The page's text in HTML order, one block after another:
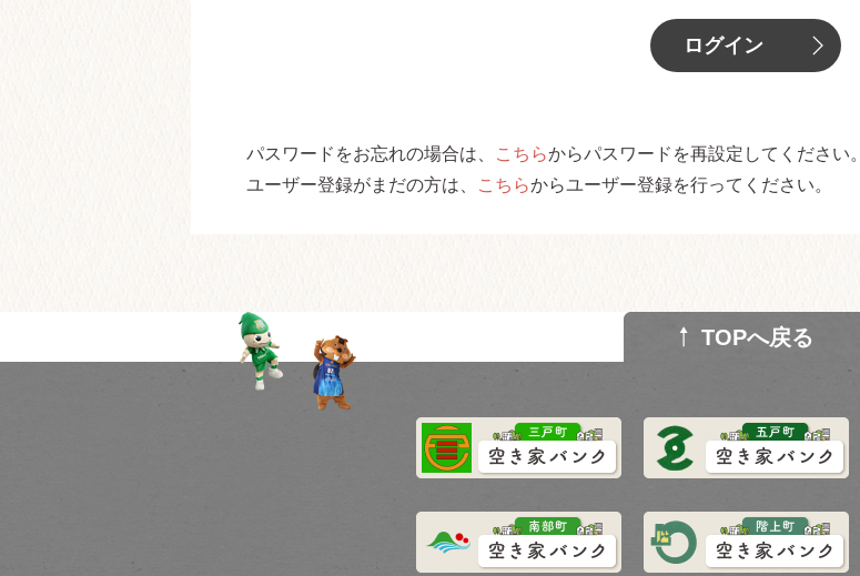
パスワードをお忘れの場合は、 こちらからパスワードを再設定してください。
ユーザー登録がまだの方は、
こちらからユーザー登録を行ってください。
TOPへ戻る